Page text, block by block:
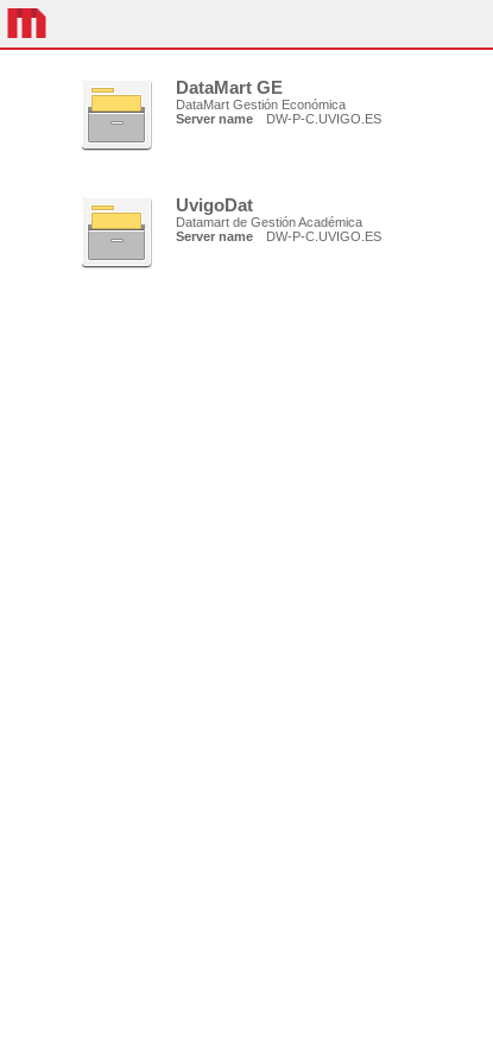
DataMart GE
DataMart Gestión Económica
Server name
DW-P-C.UVIGO.ES
UvigoDat
Datamart de Gestión Académica
Server name
DW-P-C.UVIGO.ES